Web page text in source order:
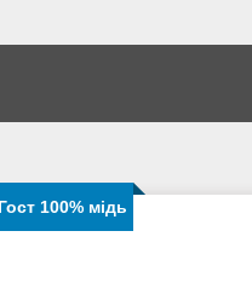
100% мідь